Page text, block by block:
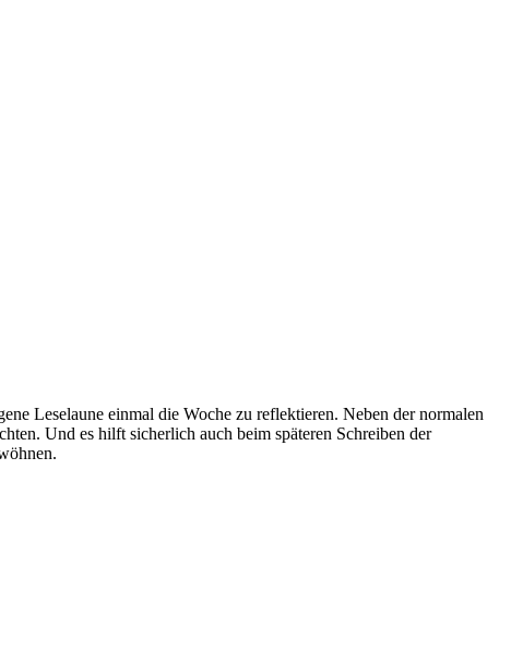
Leselaune einmal die Woche zu reflektieren. Neben der normalen
Und es hilft sicherlich auch beim späteren Schreiben der